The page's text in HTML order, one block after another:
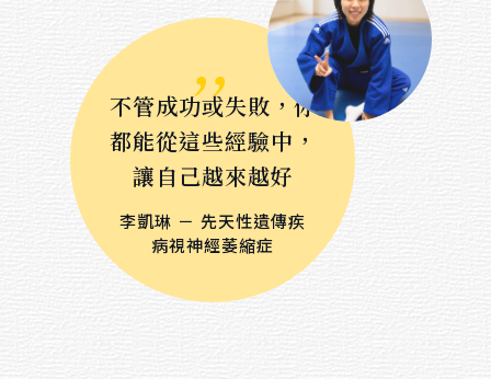
壓克力顏料
粉蠟筆
綜合媒材
,,
不管成功或失敗，你
都能從這些經驗中，
讓自己越來越好
李凱琳 － 先天性遺傳疾
病視神經萎縮症